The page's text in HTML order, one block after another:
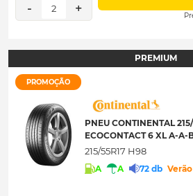
- 2 +
PREMIUM
PROMOÇÃO
PNEU CONTINENTAL
ECOCONTACT 6 XL A-A-
215/55R17 H98
A A 72 db Verão